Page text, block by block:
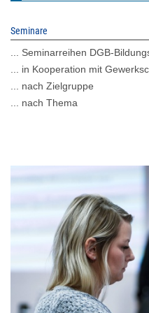
Seminare
... Seminarreihen DGB-
... in Kooperation mit
... nach Zielgruppe
... nach Thema